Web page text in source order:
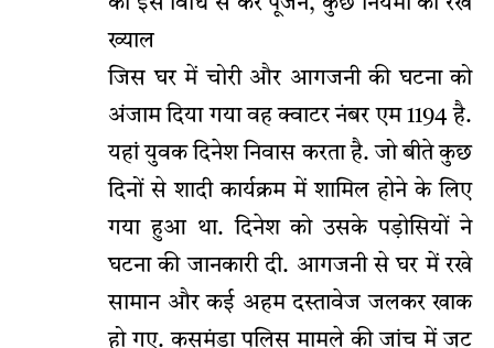
का इस विधि से करें पूजन, कुछ नियमों का रखें
ख्याल
जिस घर में चोरी और आगजनी की घटना को
अंजाम दिया गया वह क्वाटर नंबर एम 1194 है.
यहां युवक दिनेश निवास करता है. जो बीते कुछ
दिनों से शादी कार्यक्रम में शामिल होने के लिए
गया हुआ था. दिनेश को उसके पड़ोसियों ने
घटना की जानकारी दी. आगजनी से घर में रखे
सामान और कई अहम दस्तावेज जलकर खाक
हो गए. कुसमुंडा पुलिस मामले की जांच में जुट